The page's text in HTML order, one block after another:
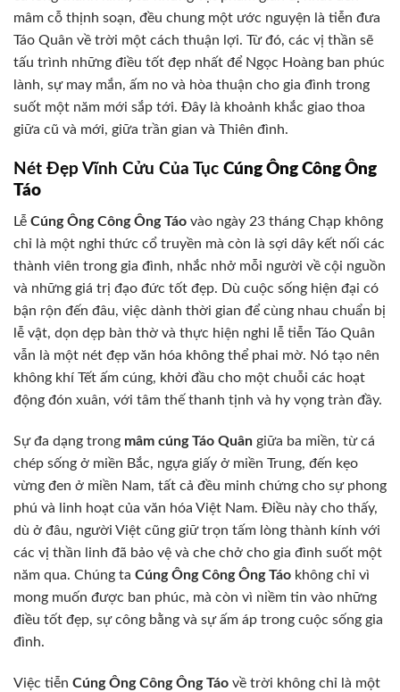
mâm cỗ thịnh soạn, đều chung một ước nguyện là tiễn đưa
Táo Quân về trời một cách thuận lợi. Từ đó, các vị thần sẽ
tấu trình những điều tốt đẹp nhất để Ngọc Hoàng ban phúc
lành, sự may mắn, ấm no và hòa thuận cho gia đình trong
suốt một năm mới sắp tới. Đây là khoảnh khắc giao thoa
giữa cũ và mới, giữa trần gian và Thiên đình.
Nét Đẹp Vĩnh Cửu Của Tục Cúng Ông Công Ông
Táo
Lễ Cúng Ông Công Ông Táo vào ngày 23 tháng Chạp không
chỉ là một nghi thức cổ truyền mà còn là sợi dây kết nối các
thành viên trong gia đình, nhắc nhở mỗi người về cội nguồn
và những giá trị đạo đức tốt đẹp. Dù cuộc sống hiện đại có
bận rộn đến đâu, việc dành thời gian để cùng nhau chuẩn bị
lễ vật, dọn dẹp bàn thờ và thực hiện nghi lễ tiễn Táo Quân
vẫn là một nét đẹp văn hóa không thể phai mờ. Nó tạo nên
không khí Tết ấm cúng, khởi đầu cho một chuỗi các hoạt
động đón xuân, với tâm thế thanh tịnh và hy vọng tràn đầy.
Sự đa dạng trong mâm cúng Táo Quân giữa ba miền, từ cá
chép sống ở miền Bắc, ngựa giấy ở miền Trung, đến kẹo
vừng đen ở miền Nam, tất cả đều minh chứng cho sự phong
phú và linh hoạt của văn hóa Việt Nam. Điều này cho thấy,
dù ở đâu, người Việt cũng giữ trọn tấm lòng thành kính với
các vị thần linh đã bảo vệ và che chở cho gia đình suốt một
năm qua. Chúng ta Cúng Ông Công Ông Táo không chỉ vì
mong muốn được ban phúc, mà còn vì niềm tin vào những
điều tốt đẹp, sự công bằng và sự ấm áp trong cuộc sống gia
đình.
Việc tiễn Cúng Ông Công Ông Táo về trời không chỉ là một